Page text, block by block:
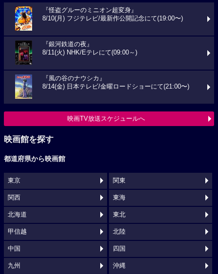
『怪盗グルーのミニオン超変身』
8/10(月) フジテレビ/最新作公開記念にて(19:00〜)
『銀河鉄道の夜』
8/11(火) NHK/Eテレにて(09:00～)
『風の谷のナウシカ』
8/14(金) 日本テレビ/金曜ロードショーにて(21:00〜)
映画TV放送スケジュールへ
映画館を探す
都道府県から映画館
東京 関東
関西 東海
北海道 東北
甲信越 北陸
中国 四国
九州 沖縄